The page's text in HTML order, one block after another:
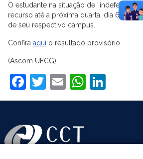
O estudante na situação de “indeferido”
recurso até a próxima quarta, dia 6,
de seu respectivo campus.
Confira aqui o resultado provisório.
(Ascom UFCG)
Facebook
Twitter
Email